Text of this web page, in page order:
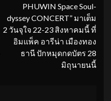
PHUWIN Space Soul-
dyssey CONCERT” มาเต็ม
2 วันจุใจ 22-23 สิงหาคมนี้ ที่
อิมแพ็ค อารีน่า เมืองทอง
ธานี ปักหมุดกดบัตร 28
มิถุนายนนี้